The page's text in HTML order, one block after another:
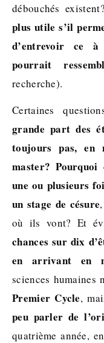
débouchés
plus utile s’il
d’entrevoir ce
pourrait
recherche).
Certaines
grande part des
toujours pas, en
master?
une ou plusieurs
un stage de césure
où ils vont? Et
chances sur dix
en arrivant en
sciences humaines
Premier Cycle,
peu parler de
quatrième année,